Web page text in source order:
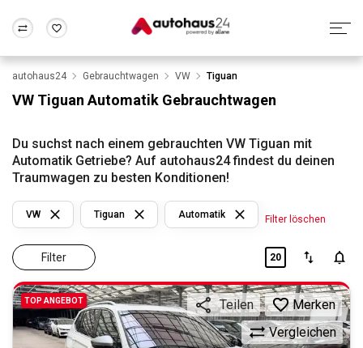
Wir bewerten dein Auto
Alle Fragen & Antworten
Rund um die Inzahlungnahme
Frankfurt Wuppertal
autohaus24 Gebrauchtwagen VW Tiguan
VW Tiguan Automatik Gebrauchtwagen
Du suchst nach einem gebrauchten VW Tiguan mit
Automatik Getriebe? Auf autohaus24 findest du deinen
Traumwagen zu besten Konditionen!
Filter
VW Tiguan Automatik Filter löschen
20
TOP ANGEBOT
Vergleichen
Teilen Merken